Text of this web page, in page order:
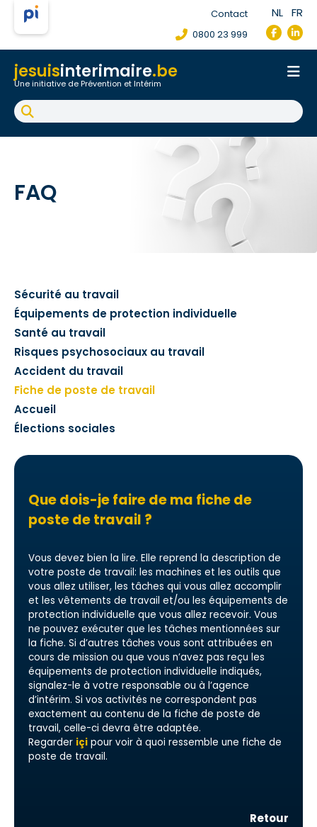
Contact
0800 23 999
NL FR
jesuisinterimaire.be
Une initiative de Prévention et Intérim
Accueil
Fiche de poste de travail
Accident du travail
FAQ
Sécurité au travail
Équipements de protection individuelle
Santé au travail
Risques psychosociaux au travail
Accident du travail
Fiche de poste de travail
Accueil
Élections sociales
Que dois-je faire de ma fiche de
poste de travail ?
Vous devez bien la lire. Elle reprend la description de
votre poste de travail: les machines et les outils que
vous allez utiliser, les tâches qui vous allez accomplir
et les vêtements de travail et/ou les équipements de
protection individuelle que vous allez recevoir. Vous
ne pouvez exécuter que les tâches mentionnées sur
la fiche. Si d’autres tâches vous sont attribuées en
cours de mission ou que vous n’avez pas reçu les
équipements de protection individuelle indiqués,
signalez-le à votre responsable ou à l’agence
d’intérim. Si vos activités ne correspondent pas
exactement au contenu de la fiche de poste de
travail, celle-ci devra être adaptée.
Regarder içi pour voir à quoi ressemble une fiche de
poste de travail.
Retour